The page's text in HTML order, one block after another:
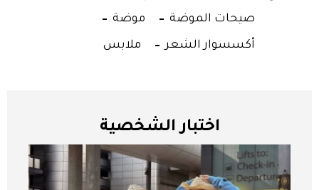
صيحات الموضة
موضة
أكسسوار الشعر
ملابس
اختبار الشخصية